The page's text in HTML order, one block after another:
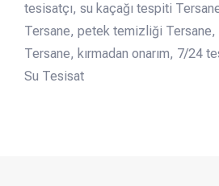
tesisatçı, su kaçağı tespiti
Tersane, petek temizliği Tersane,
Tersane, kırmadan onarım, 7/24
Su Tesisat